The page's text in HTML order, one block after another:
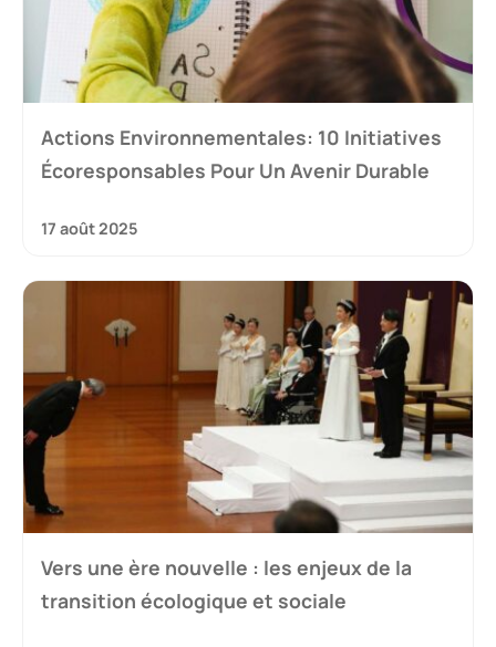
Actions Environnementales: 10 Initiatives
Écoresponsables Pour Un Avenir Durable
17 août 2025
Vers une ère nouvelle : les enjeux de la
transition écologique et sociale